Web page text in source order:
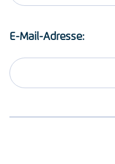
E-Mail-Adresse: